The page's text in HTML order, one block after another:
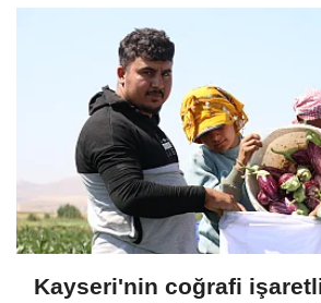
Kayseri'nin coğrafi